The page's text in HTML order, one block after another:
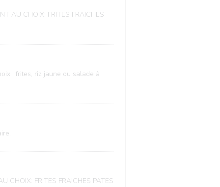
AU CHOIX: FRITES FRAICHES
: frites, riz jaune ou salade à
FRITES FRAICHES PATES